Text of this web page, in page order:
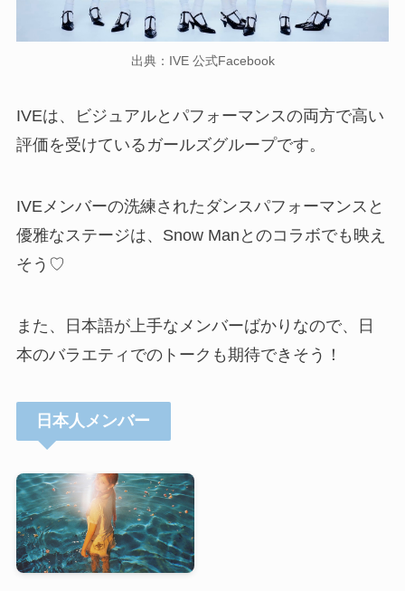
出典：IVE 公式Facebook
IVEは、ビジュアルとパフォーマンスの両方で高い
評価を受けているガールズグループです。
IVEメンバーの洗練されたダンスパフォーマンスと
優雅なステージは、Snow Manとのコラボでも映え
そう♡
また、日本語が上手なメンバーばかりなので、日
本のバラエティでのトークも期待できそう！
日本人メンバー